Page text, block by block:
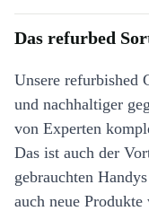
Das refurbed
Unsere refurbished
und nachhaltiger
von Experten
Das ist auch der
gebrauchten
auch neue